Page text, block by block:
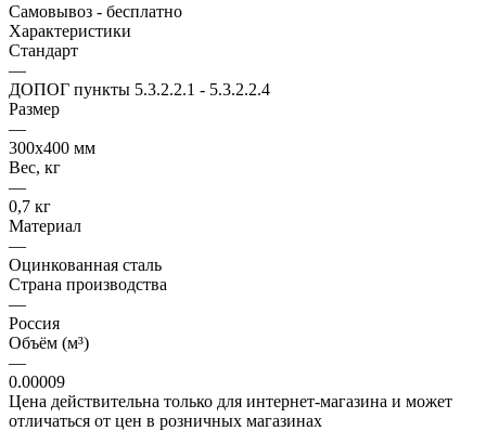
Самовывоз - бесплатно
Характеристики
Стандарт
—
ДОПОГ пункты 5.3.2.2.1 - 5.3.2.2.4
Размер
—
300х400 мм
Вес, кг
—
0,7 кг
Материал
—
Оцинкованная сталь
Страна производства
—
Россия
Объём (м³)
—
0.00009
Цена действительна только для интернет-магазина и может
отличаться от цен в розничных магазинах